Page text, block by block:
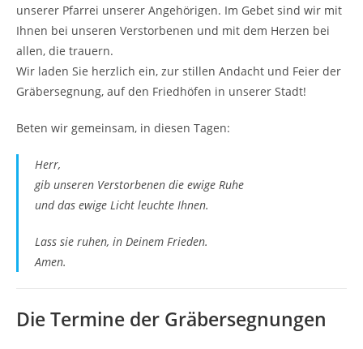
unserer Pfarrei unserer Angehörigen. Im Gebet sind wir mit
Ihnen bei unseren Verstorbenen und mit dem Herzen bei
allen, die trauern.
Wir laden Sie herzlich ein, zur stillen Andacht und Feier der
Gräbersegnung, auf den Friedhöfen in unserer Stadt!
Beten wir gemeinsam, in diesen Tagen:
Herr,
gib unseren Verstorbenen die ewige Ruhe
und das ewige Licht leuchte Ihnen.
Lass sie ruhen, in Deinem Frieden.
Amen.
Die Termine der Gräbersegnungen